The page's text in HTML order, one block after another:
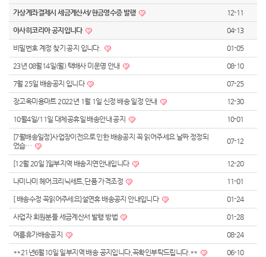
가상계좌결제시 세금계산서/현금영수증 발행 12-11
아사히코리아 공지입니다 04-13
비밀번호 계정 찾기 공지 입니다. 01-05
23년 08월14일(월) 택배사 미운영 안내 08-10
7월 25일 배송공지 입니다 07-25
장고옥미용마트 2022년 1월 1일 신정 배송 일정 안내 12-30
10월4일/11일 대체공휴일 배송안내 공지 10-01
[7월배송일정]사업장이전으로 인한 배송공지 꼭 읽어주세요 날짜 정정되
었습…
07-12
[12월 20일 ]일부지역 배송지연안내입니다 12-20
나미나미 헤어크리닉세트,단품 가격조정 11-01
[ 배송수정 꼭읽어주세요]설연휴 배송공지 안내입니다 01-24
사업자 회원분들 세금계산서 발행 방법 01-28
여름휴가배송공지 08-24
**21년6월10일 일부지역 배송 공지입니다,꼭확인부탁드립니다.** 06-10